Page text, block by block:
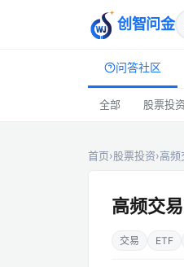
创智问金
问答社区
全部 股票投资
首页›股票投资›高频
高频交
交易 ETF